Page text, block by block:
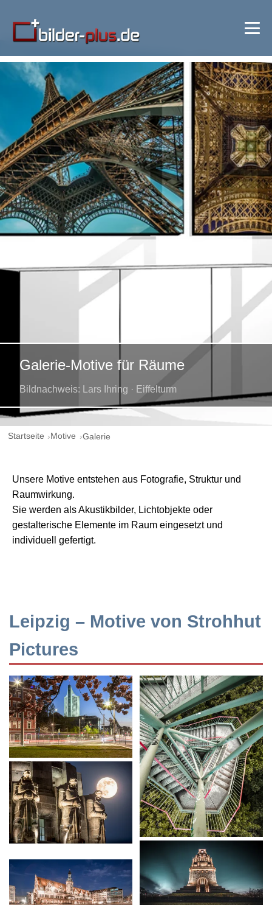
Galerie-Motive für Räume
Bildnachweis: Lars Ihring · Eiffelturm
Startseite Motive Galerie
Unsere Motive entstehen aus Fotografie, Struktur und
Raumwirkung.
Sie werden als Akustikbilder, Lichtobjekte oder
gestalterische Elemente im Raum eingesetzt und
individuell gefertigt.
Leipzig – Motive von Strohhut
Pictures